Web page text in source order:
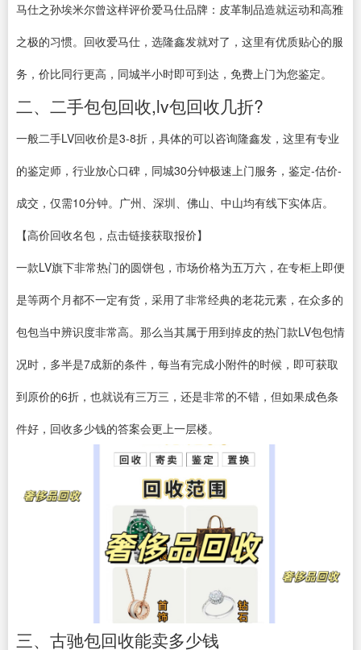
马仕之孙埃米尔曾这样评价爱马仕品牌：皮革制品造就运动和高雅
之极的习惯。回收爱马仕，选隆鑫发就对了，这里有优质贴心的服
务，价比同行更高，同城半小时即可到达，免费上门为您鉴定。
二、二手包包回收,lv包回收几折?
一般二手LV回收价是3-8折，具体的可以咨询隆鑫发，这里有专业
的鉴定师，行业放心口碑，同城30分钟极速上门服务，鉴定-估价-
成交，仅需10分钟。广州、深圳、佛山、中山均有线下实体店。
【高价回收名包，点击链接获取报价】
一款LV旗下非常热门的圆饼包，市场价格为五万六，在专柜上即便
是等两个月都不一定有货，采用了非常经典的老花元素，在众多的
包包当中辨识度非常高。那么当其属于用到掉皮的热门款LV包包情
况时，多半是7成新的条件，每当有完成小附件的时候，即可获取
到原价的6折，也就说有三万三，还是非常的不错，但如果成色条
件好，回收多少钱的答案会更上一层楼。
三、古驰包回收能卖多少钱